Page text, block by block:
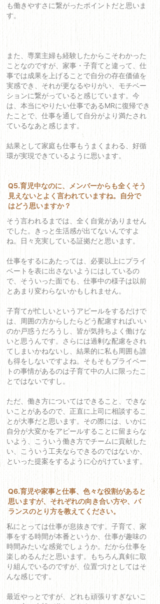
も働きやすさに繋がったポイントだと思いま
す。
また、専業主婦も経験したからこそわかった
ことなのですが、家事・子育てと違って、仕
事では成果を上げることで自分の存在価値を
実感でき、それが更なるやりがい、モチベー
ションに繋がっていると感じています。今
は、本当にやりたい仕事であるMRに復帰でき
たことで、仕事を通して自分がより満たされ
ているなあと感じます。
結果として家庭も仕事もうまくまわる、好循
環が実現できているように思います。
Q5.育児中なのに、メンバーからも全くそう
見えないとよく言われていますね。自分で
はどう思いますか？
そう言われるまでは、全く自覚がありません
でした。きっと生活感が出てないんですよ
ね。日々充実している証拠だと思います。
仕事をするにあたっては、必要以上にプライ
ベートを表に出さないようにはしているの
で、そういった面でも、仕事中の様子は以前
とあまり変わらないかもしれません。
子育てが忙しいというアピールをするだけで
は、周囲の方からしたらどう配慮すればいい
のか戸惑うだろうし、皆が気持ちよく働けな
いと思うんです。さらには過剰な配慮をされ
てしまいかねないし、結果的に私も周囲も誰
も得をしないですよね。そもそもプライベー
トの事情があるのは子育て中の人に限ったこ
とではないですし。
ただ、働き方についてはできること、できな
いことがあるので、正直に上司に相談するこ
とが大事だと思います。その際には、いかに
自分が大変かをアピールすることに留まらな
いよう、こういう働き方でチームに貢献した
い、こういう工夫ならできるのではないか、
といった提案をするように心がけています。
Q6.育児や家事と仕事、色々な役割があると
思いますが、それぞれの向き合い方や、バ
ランスのとり方を教えてください。
私にとっては仕事が息抜きです。子育て、家
事をする時間が本番というか、仕事が趣味の
時間みたいな感覚でしょうか。だから仕事を
楽しめるんだと思います。もちろん真剣に取
り組んでいるのですが、位置づけとしてはそ
んな感じです。
最近やっとですが、どれも頑張りすぎないこ